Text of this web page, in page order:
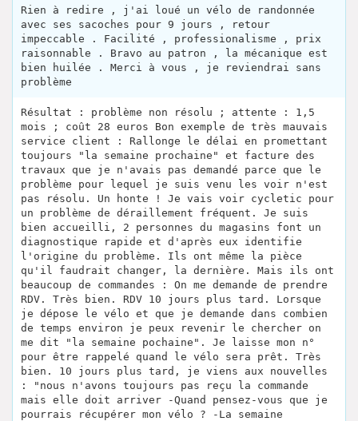
Rien à redire , j'ai loué un vélo de randonnée
avec ses sacoches pour 9 jours , retour
impeccable . Facilité , professionalisme , prix
raisonnable . Bravo au patron , la mécanique est
bien huilée . Merci à vous , je reviendrai sans
problème
Résultat : problème non résolu ; attente : 1,5
mois ; coût 28 euros Bon exemple de très mauvais
service client : Rallonge le délai en promettant
toujours "la semaine prochaine" et facture des
travaux que je n'avais pas demandé parce que le
problème pour lequel je suis venu les voir n'est
pas résolu. Un honte ! Je vais voir cycletic pour
un problème de déraillement fréquent. Je suis
bien accueilli, 2 personnes du magasins font un
diagnostique rapide et d'après eux identifie
l'origine du problème. Ils ont même la pièce
qu'il faudrait changer, la dernière. Mais ils ont
beaucoup de commandes : On me demande de prendre
RDV. Très bien. RDV 10 jours plus tard. Lorsque
je dépose le vélo et que je demande dans combien
de temps environ je peux revenir le chercher on
me dit "la semaine pochaine". Je laisse mon n°
pour être rappelé quand le vélo sera prêt. Très
bien. 10 jours plus tard, je viens aux nouvelles
: "nous n'avons toujours pas reçu la commande
mais elle doit arriver -Quand pensez-vous que je
pourrais récupérer mon vélo ? -La semaine